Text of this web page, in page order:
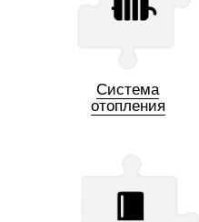
Система
отопления